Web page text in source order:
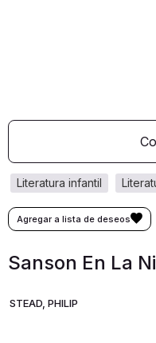
literatura infantil
Sanson En La
STEAD, PHILIP